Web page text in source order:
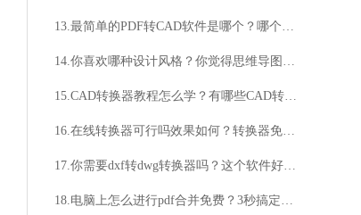
13.最简单的PDF转CAD软件是哪个？哪个软件能够轻松实现PDF转CAD？
14.你喜欢哪种设计风格？你觉得思维导图有什么用处？
15.CAD转换器教程怎么学？有哪些CAD转换器教程？
16.在线转换器可行吗效果如何？转换器免费使用吗速度快吗？
17.你需要dxf转dwg转换器吗？这个软件好用吗？
18.电脑上怎么进行pdf合并免费？3秒搞定看过来